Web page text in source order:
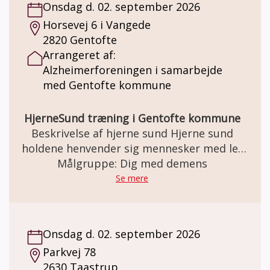
Onsdag d. 02. september 2026
Horsevej 6 i Vangede
2820 Gentofte
Arrangeret af:
Alzheimerforeningen i samarbejde
med Gentofte kommune
HjerneSund træning i Gentofte kommune
Beskrivelse af hjerne sund Hjerne sund
holdene henvender sig mennesker med let
til moderat demens og fortrinsvis til dem
over 60år. I Gentofte har vi nu holdt
næste hold, så længe man trives ved at
deltage. Vi har op til 12 kursister på holdet
Målgruppe: Dig med demens
Se mere
Onsdag d. 02. september 2026
Parkvej 78
2630 Taastrup